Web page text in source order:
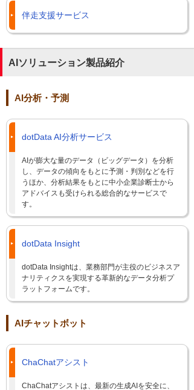
伴走支援サービス
AIソリューション製品紹介
AI分析・予測
dotData AI分析サービス
AIが膨大な量のデータ（ビッグデータ）を分析
し、データの傾向をもとに予測・判別などを行
うほか、分析結果をもとに中小企業診断士から
アドバイスも受けられる総合的なサービスで
す。
dotData Insight
dotData Insightは、業務部門が主役のビジネスア
ナリティクスを実現する革新的なデータ分析プ
ラットフォームです。
AIチャットボット
ChaChatアシスト
ChaChatアシストは、最新の生成AIを安全に、